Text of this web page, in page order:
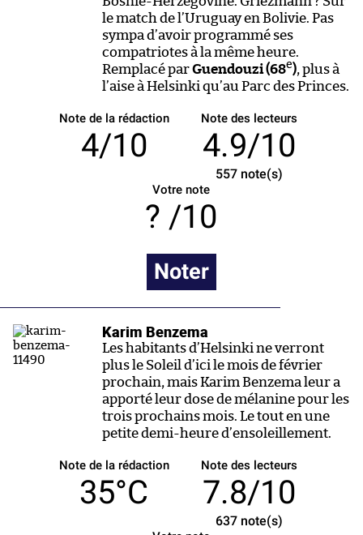
le match de l’Uruguay en Bolivie. Pas
sympa d’avoir programmé ses
compatriotes à la même heure.
Remplacé parGuendouzi (68e), plus à
l’aise à Helsinki qu’au Parc des Princes.
Note de la rédaction
4/10
Note des lecteurs
4.9/10
557note(s)
Votre note
/10
Noter
Karim Benzema
Les habitants d’Helsinki ne verront
plus le Soleil d’ici le mois de février
prochain, mais Karim Benzema leur a
apporté leur dose de mélanine pour les
trois prochains mois. Le tout en une
petite demi-heure d’ensoleillement.
Note de la rédaction
35°C
Note des lecteurs
7.8/10
637note(s)